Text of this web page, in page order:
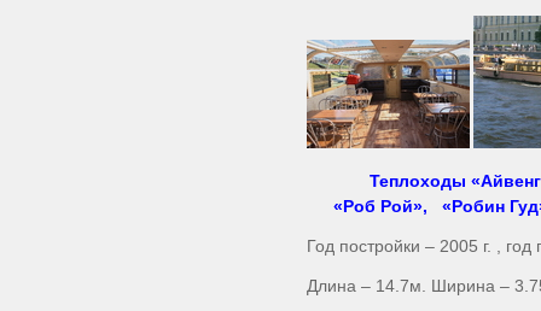
Теплоходы
«Роб Рой», «Робин
Год постройки – 2005 г. ,
Длина – 14.7м. Ширина –